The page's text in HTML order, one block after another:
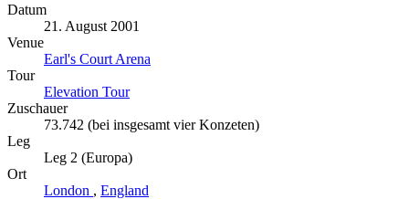
Datum
21. August 2001
Venue
Earl's Court Arena
Tour
Elevation Tour
Zuschauer
73.742 (bei insgesamt vier Konzeten)
Leg
Leg 2 (Europa)
Ort
London , England